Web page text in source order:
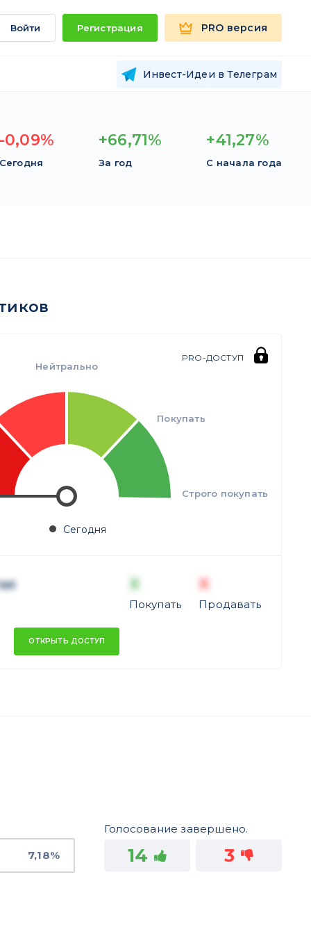
Войти Регистрация PRO версия
Инвест-Идеи в Телеграм
0,09% +66,71%
За год
+41,27%
С начала года
PRO-ДОСТУП
Нейтрально
Покупать
Строго покупать
Сегодня
X
Покупать
X
Продавать
ОТКРЫТЬ ДОСТУП
7,18%
Голосование завершено.
14 3